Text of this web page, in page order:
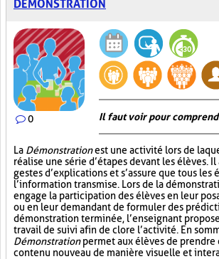
DÉMONSTRATION
0 Il faut voir pour
La Démonstrationest une activité lors de
réalise une série d’étapes devant les élèves.
gestes d’explications et s’assure que tous les
l’information transmise. Lors de la
engage la participation des élèves en leur
ou en leur demandant de formuler des
démonstration terminée, l’enseignant
travail de suivi afin de clore l’activité. En
Démonstrationpermet aux élèves de prendre
contenu nouveau de manière visuelle et